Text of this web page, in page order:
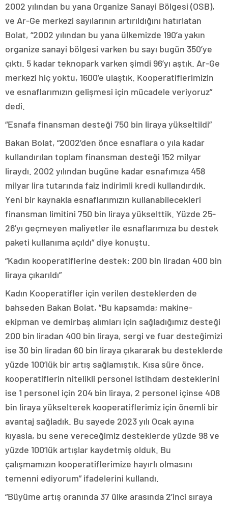
2002 yılından bu yana Organize Sanayi Bölgesi (OSB),
ve Ar-Ge merkezi sayılarının artırıldığını hatırlatan
Bolat, “2002 yılından bu yana ülkemizde 190’a yakın
organize sanayi bölgesi varken bu sayı bugün 350’ye
çıktı. 5 kadar teknopark varken şimdi 96’yı aştık. Ar-Ge
merkezi hiç yoktu, 1600’e ulaştık. Kooperatiflerimizin
ve esnaflarımızın gelişmesi için mücadele veriyoruz”
dedi.
“Esnafa finansman desteği 750 bin liraya yükseltildi”
Bakan Bolat, “2002’den önce esnaflara o yıla kadar
kullandırılan toplam finansman desteği 152 milyar
liraydı. 2002 yılından bugüne kadar esnafımıza 458
milyar lira tutarında faiz indirimli kredi kullandırdık.
Yeni bir kaynakla esnaflarımızın kullanabilecekleri
finansman limitini 750 bin liraya yükselttik. Yüzde 25-
26’yı geçmeyen maliyetler ile esnaflarımıza bu destek
paketi kullanıma açıldı” diye konuştu.
“Kadın kooperatiflerine destek: 200 bin liradan 400 bin
liraya çıkarıldı”
Kadın Kooperatifler için verilen desteklerden de
bahseden Bakan Bolat, “Bu kapsamda; makine-
ekipman ve demirbaş alımları için sağladığımız desteği
200 bin liradan 400 bin liraya, sergi ve fuar desteğimizi
ise 30 bin liradan 60 bin liraya çıkararak bu desteklerde
yüzde 100’lük bir artış sağlamıştık. Kısa süre önce,
kooperatiflerin nitelikli personel istihdam desteklerini
ise 1 personel için 204 bin liraya, 2 personel içinse 408
bin liraya yükselterek kooperatiflerimiz için önemli bir
avantaj sağladık. Bu sayede 2023 yılı Ocak ayına
kıyasla, bu sene vereceğimiz desteklerde yüzde 98 ve
yüzde 100’lük artışlar kaydetmiş olduk. Bu
çalışmamızın kooperatiflerimize hayırlı olmasını
temenni ediyorum” ifadelerini kullandı.
“Büyüme artış oranında 37 ülke arasında 2’inci sıraya